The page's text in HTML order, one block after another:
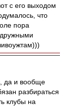
с его выходом
что
пора
да и вообще
разбираться
клубы на